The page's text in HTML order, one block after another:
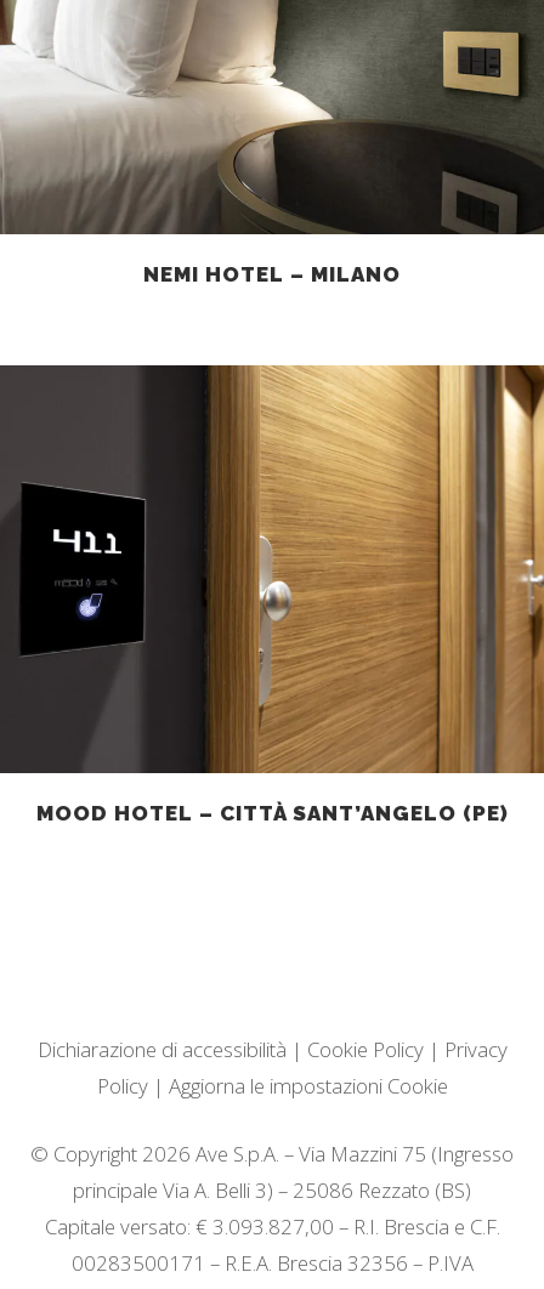
NEMI HOTEL – MILANO
MOOD HOTEL – CITTÀ SANT’ANGELO (PE)
Dichiarazione di accessibilità | Cookie Policy| Privacy
Policy| Aggiorna le impostazioni Cookie
© Copyright 2026 Ave S.p.A. – Via Mazzini 75 (Ingresso
principale Via A. Belli 3) – 25086 Rezzato (BS)
Capitale versato: € 3.093.827,00 – R.I. Brescia e C.F.
00283500171 – R.E.A. Brescia 32356 – P.IVA